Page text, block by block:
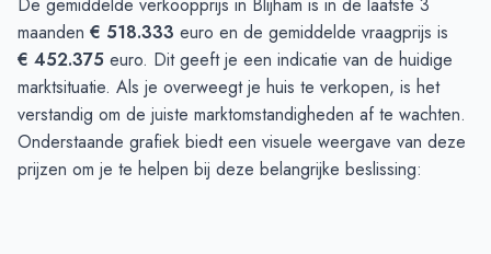
maanden € 518.333 euro en de gemiddelde vraagprijs is
€ 452.375 euro. Dit geeft je een indicatie van de huidige
marktsituatie. Als je overweegt je huis te verkopen, is het
verstandig om de juiste marktomstandigheden af te wachten.
Onderstaande grafiek biedt een visuele weergave van deze
prijzen om je te helpen bij deze belangrijke beslissing: